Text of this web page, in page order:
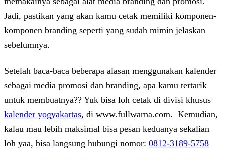
Jadi, pastikan yang akan kamu cetak memiliki komponen-
komponen branding seperti yang sudah mimin jelaskan
sebelumnya.
Setelah baca-baca beberapa alasan menggunakan kalender
sebagai media promosi dan branding, apa kamu tertarik
untuk membuatnya?? Yuk bisa loh cetak di divisi khusus
kalender yogyakartas, di www.fullwarna.com. Kemudian,
kalau mau lebih maksimal bisa pesan keduanya sekalian
loh yaa, bisa langsung hubungi nomor: 0812-3189-5758